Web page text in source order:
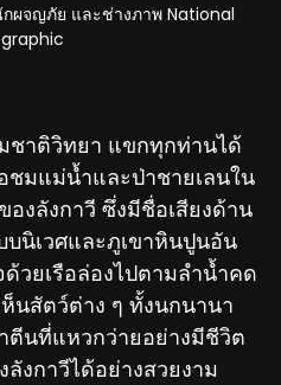
ผจญภัย และช่างภาพ National
ชาติวิทยา แขกทุกท่านได้
ชมแม่น้ำและป่าชายเลนใน
งลังกาวี ซึ่งมีชื่อเสียงด้าน
นิเวศและภูเขาหินปูนอัน
วยเรือล่องไปตามลำน้ำคด
นสัตว์ต่าง ๆ ทั้งนกนานา
นที่แหวกว่ายอย่างมีชีวิต
งกาวีได้อย่างสวยงาม